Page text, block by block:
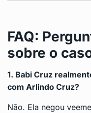
FAQ:
sobre o
1. Babi Cruz
com Arlindo Cruz?
Não. Ela negou